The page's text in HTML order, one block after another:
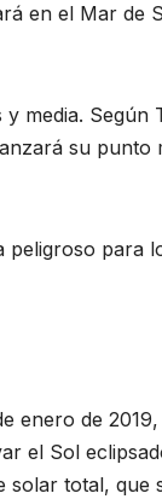
en el Mar de
media. Según
su
para
enero de
el Sol
total, que